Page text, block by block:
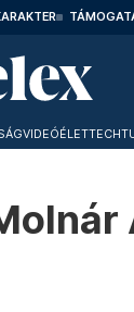
VIDEÓÉLET